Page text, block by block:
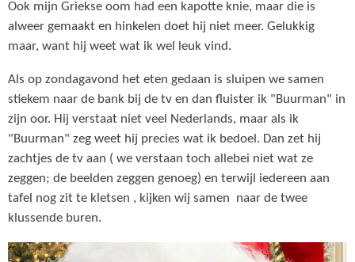
Ook mijn Griekse oom had een kapotte knie, maar die is
alweer gemaakt en hinkelen doet hij niet meer. Gelukkig
maar, want hij weet wat ik wel leuk vind.
Als op zondagavond het eten gedaan is sluipen we samen
stiekem naar de bank bij de tv en dan fluister ik "Buurman" in
zijn oor. Hij verstaat niet veel Nederlands, maar als ik
"Buurman" zeg weet hij precies wat ik bedoel. Dan zet hij
zachtjes de tv aan ( we verstaan toch allebei niet wat ze
zeggen; de beelden zeggen genoeg) en terwijl iedereen aan
tafel nog zit te kletsen , kijken wij samen naar de twee
klussende buren.